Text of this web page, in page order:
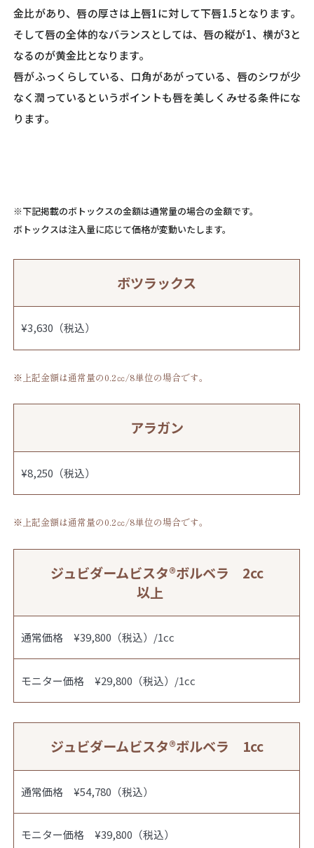
金比があり、唇の厚さは上唇1に対して下唇1.5となります。
そして唇の全体的なバランスとしては、唇の縦が1、横が3と
なるのが黄金比となります。
唇がふっくらしている、口角があがっている、唇のシワが少
なく潤っているというポイントも唇を美しくみせる条件にな
ります。
※下記掲載のボトックスの金額は通常量の場合の金額です。
ボトックスは注入量に応じて価格が変動いたします。
ボツラックス
¥3,630（税込）
※上記金額は通常量の0.2㏄/8単位の場合です。
アラガン
¥8,250（税込）
※上記金額は通常量の0.2㏄/8単位の場合です。
ジュビダームビスタ®︎ボルベラ 2cc
以上
通常価格 ¥39,800（税込）/1cc
モニター価格 ¥29,800（税込）/1cc
ジュビダームビスタ®︎ボルベラ 1cc
通常価格 ¥54,780（税込）
モニター価格 ¥39,800（税込）